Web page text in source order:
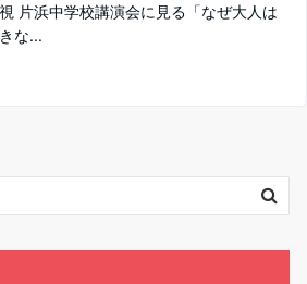
片浜中学校講演会に見る「なぜ大人は
な...